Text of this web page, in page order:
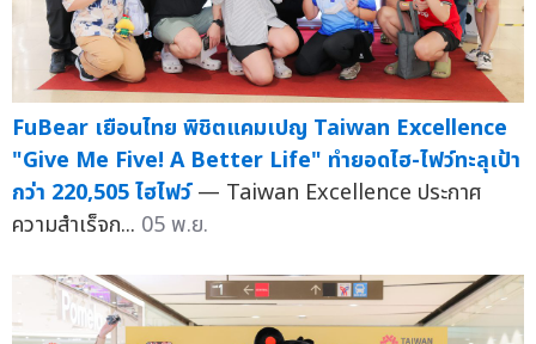
FuBear เยือนไทย พิชิตแคมเปญ Taiwan Excellence
"Give Me Five! A Better Life" ทำยอดไฮ-ไฟว์ทะลุเป้า
กว่า 220,505 ไฮไฟว์ — Taiwan Excellence ประกาศ
ความสำเร็จก... 05 พ.ย.